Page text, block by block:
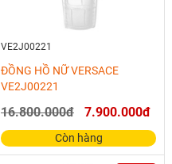
VE2J00221
ĐỒNG HỒ NỮ VERSACE
VE2J00221
16.800.000đ 7.900.000đ
Còn hàng